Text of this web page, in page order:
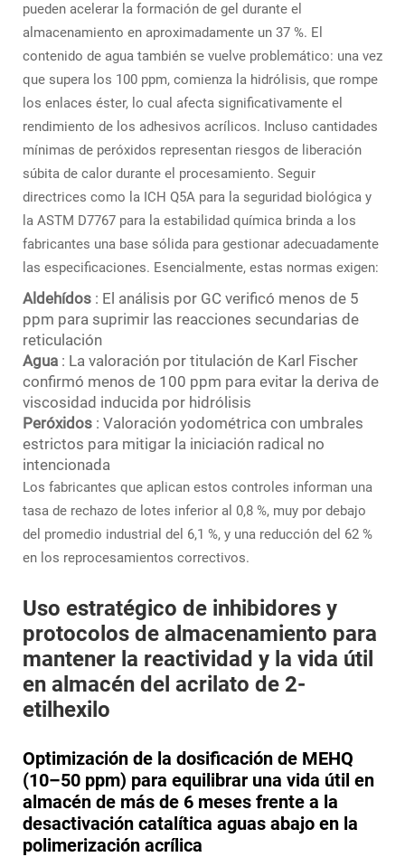
pueden acelerar la formación de gel durante el
almacenamiento en aproximadamente un 37 %. El
contenido de agua también se vuelve problemático: una vez
que supera los 100 ppm, comienza la hidrólisis, que rompe
los enlaces éster, lo cual afecta significativamente el
rendimiento de los adhesivos acrílicos. Incluso cantidades
mínimas de peróxidos representan riesgos de liberación
súbita de calor durante el procesamiento. Seguir
directrices como la ICH Q5A para la seguridad biológica y
la ASTM D7767 para la estabilidad química brinda a los
fabricantes una base sólida para gestionar adecuadamente
las especificaciones. Esencialmente, estas normas exigen:
Aldehídos : El análisis por GC verificó menos de 5
ppm para suprimir las reacciones secundarias de
reticulación
Agua : La valoración por titulación de Karl Fischer
confirmó menos de 100 ppm para evitar la deriva de
viscosidad inducida por hidrólisis
Peróxidos : Valoración yodométrica con umbrales
estrictos para mitigar la iniciación radical no
intencionada
Los fabricantes que aplican estos controles informan una
tasa de rechazo de lotes inferior al 0,8 %, muy por debajo
del promedio industrial del 6,1 %, y una reducción del 62 %
en los reprocesamientos correctivos.
Uso estratégico de inhibidores y
protocolos de almacenamiento para
mantener la reactividad y la vida útil
en almacén del acrilato de 2-
etilhexilo
Optimización de la dosificación de MEHQ
(10–50 ppm) para equilibrar una vida útil en
almacén de más de 6 meses frente a la
desactivación catalítica aguas abajo en la
polimerización acrílica